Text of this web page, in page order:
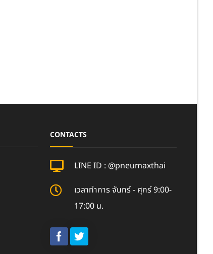
CONTACTS
LINE ID : @pneumaxthai
เวลาทำการ จันทร์ - ศุกร์ 9:00-
17:00 น.